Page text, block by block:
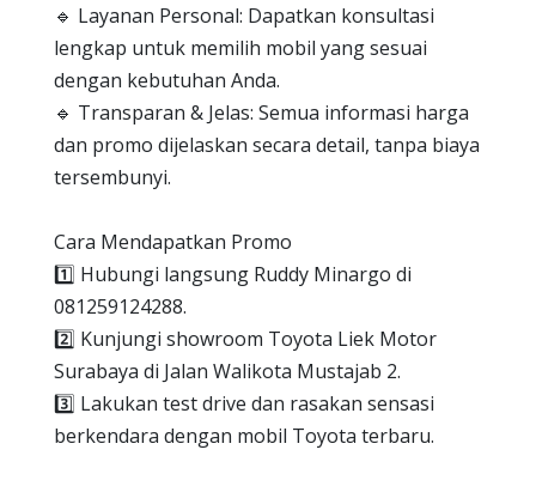
🔹 Layanan Personal: Dapatkan konsultasi
lengkap untuk memilih mobil yang sesuai
dengan kebutuhan Anda.
🔹 Transparan & Jelas: Semua informasi harga
dan promo dijelaskan secara detail, tanpa biaya
tersembunyi.
Cara Mendapatkan Promo
1️⃣ Hubungi langsung Ruddy Minargo di
081259124288.
2️⃣ Kunjungi showroom Toyota Liek Motor
Surabaya di Jalan Walikota Mustajab 2.
3️⃣ Lakukan test drive dan rasakan sensasi
berkendara dengan mobil Toyota terbaru.